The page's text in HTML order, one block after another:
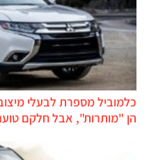
כלמוביל מספרת לבעלי
הן "מותרות", אבל חלקם